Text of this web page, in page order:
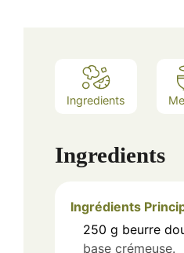
Ingredients
Ingredients
Ingrédients
250 g beurre
base crémeuse.